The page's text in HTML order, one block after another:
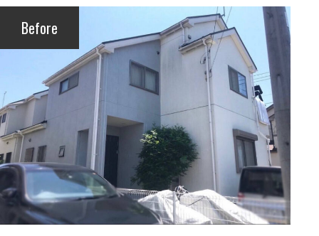
Before